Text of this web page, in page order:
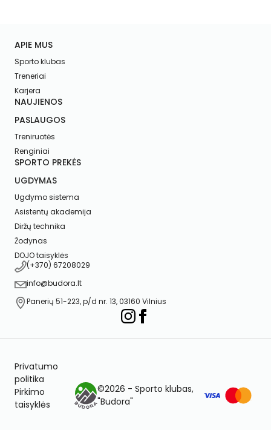
APIE MUS
Sporto klubas
Treneriai
Karjera
NAUJIENOS
PASLAUGOS
Treniruotės
Renginiai
SPORTO PREKĖS
UGDYMAS
Ugdymo sistema
Asistentų akademija
Diržų technika
Žodynas
DOJO taisyklės
(+370) 67208029
info@budora.lt
Panerių 51-223, p/d nr. 13, 03160 Vilnius
Privatumo
politika
Pirkimo
taisyklės
©2026 - Sporto klubas,
"Budora"